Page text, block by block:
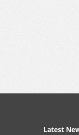
Latest